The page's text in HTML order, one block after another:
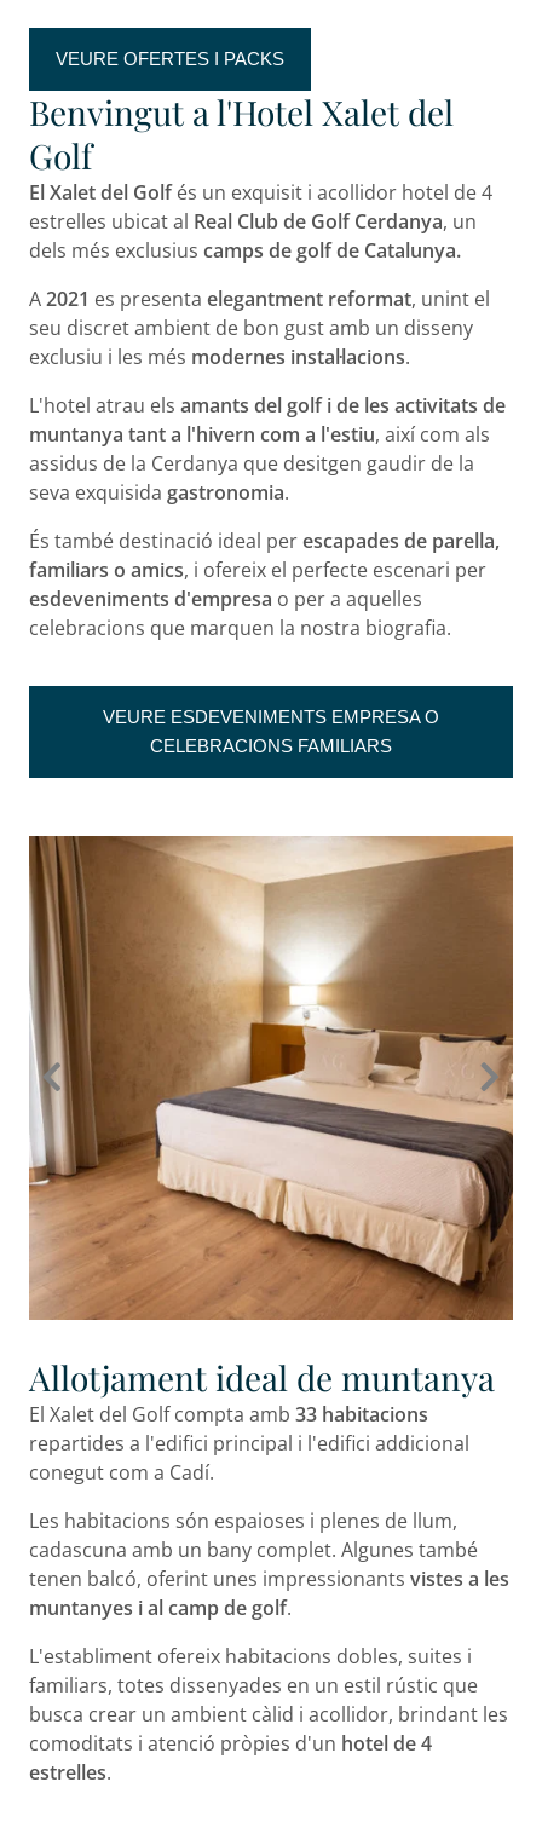
Benvingut a l'Hotel Xalet del
Golf
El Xalet del Golfés un exquisit i acollidor hotel de 4
estrelles ubicat al Real Club de Golf Cerdanya, un
dels més exclusius camps de golf de Catalunya.
A2021 es presenta elegantment reformat, unint el
seu discret ambient de bon gust amb un disseny
exclusiu i les més modernes instal·lacions.
L'hotel atrau els amants del golf i de les activitats de
muntanya tant a l'hivern com a l'estiu, així com als
assidus de la Cerdanya que desitgen gaudir de la
seva exquisida gastronomia.
És també destinació ideal perescapades de parella,
familiars o amics, i ofereix el perfecte escenari per
esdeveniments d'empresa o per a aquelles
celebracions que marquen la nostra biografia.
VEURE ESDEVENIMENTS EMPRESA O
CELEBRACIONS FAMILIARS
VEURE OFERTES I PACKS
Allotjament ideal de muntanya
El Xalet del Golf compta amb 33 habitacions
repartides a l'edifici principal i l'edifici addicional
conegut com a Cadí.
Les habitacions són espaioses i plenes de llum,
cadascuna amb un bany complet. Algunes també
tenen balcó, oferint unes impressionants vistes a les
muntanyes i al camp de golf.
L'establiment ofereix habitacions dobles, suites i
familiars, totes dissenyades en un estil rústic que
busca crear un ambient càlid i acollidor, brindant les
comoditats i atenció pròpies d'un hotel de 4
estrelles.